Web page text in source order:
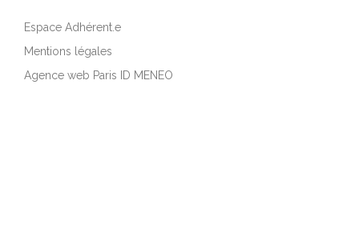
Espace Adhérent.e
Mentions légales
Agence web Paris ID MENEO